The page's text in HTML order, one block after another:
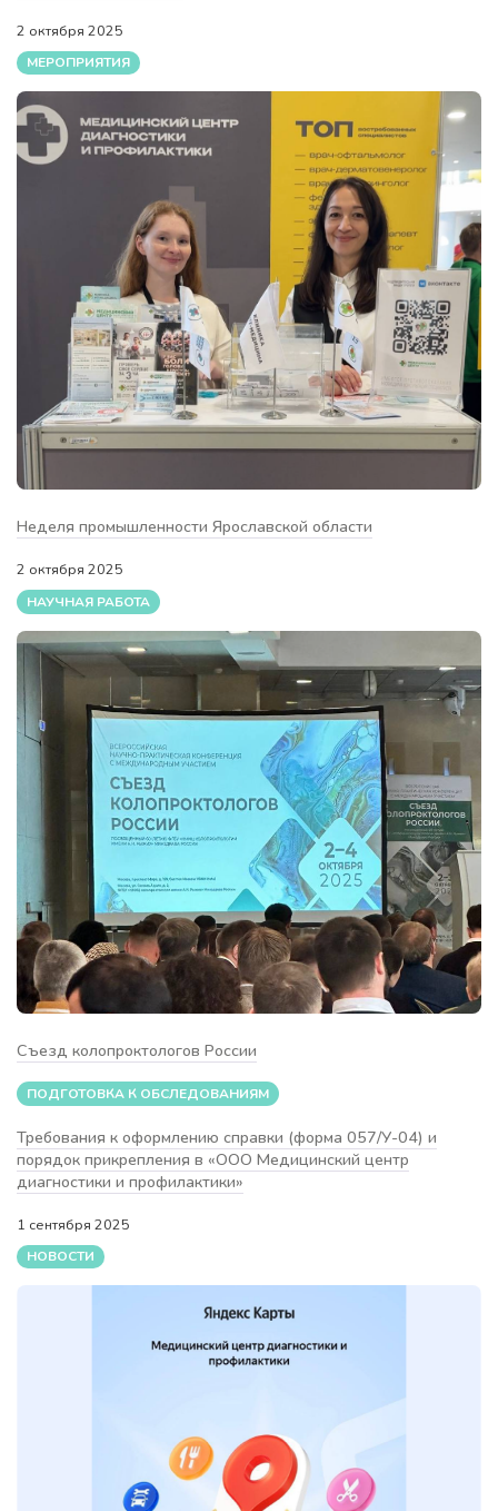
2 октября 2025
МЕРОПРИЯТИЯ
Неделя промышленности Ярославской области
2 октября 2025
НАУЧНАЯ РАБОТА
Съезд колопроктологов России
ПОДГОТОВКА К ОБСЛЕДОВАНИЯМ
Требования к оформлению справки (форма 057/У-04) и
порядок прикрепления в «ООО Медицинский центр
диагностики и профилактики»
1 сентября 2025
НОВОСТИ